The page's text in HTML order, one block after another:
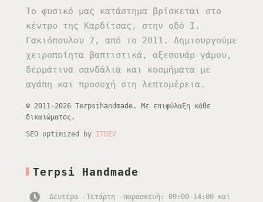
Το φυσικό μας κατάστημα βρίσκεται στο
κέντρο της Καρδίτσας, στην οδό Ι.
Γακιόπουλου 7, από το 2011. Δημιουργούμε
χειροποίητα βαπτιστικά, αξεσουάρ γάμου,
δερμάτινα σανδάλια και κοσμήματα με
αγάπη και προσοχή στη λεπτομέρεια.
© 2011-2026 Terpsihandmade. Με επιφύλαξη κάθε
δικαιώματος.
SEO optimized by ITDEV
Terpsi Handmade
Δευτέρα -Τετάρτη -παρασκευή: 09:00-14:00 και